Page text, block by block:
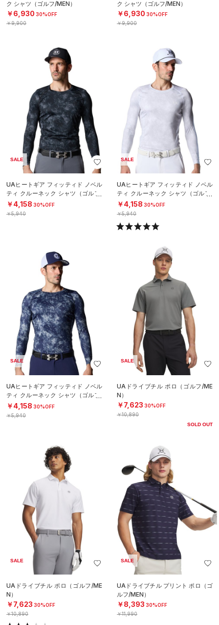
ク シャツ（ゴルフ/MEN）
￥6,930 30%OFF
￥9,900
ク シャツ（ゴルフ/MEN）
￥6,930 30%OFF
￥9,900
SALE
UAヒートギア フィッティド ノベル
ティ クルーネック シャツ（ゴルフ/
MEN）
￥4,158 30%OFF
￥5,940
SALE
UAヒートギア フィッティド ノベル
ティ クルーネック シャツ（ゴルフ/
MEN）
￥4,158 30%OFF
￥5,940
SALE
UAヒートギア フィッティド ノベル
ティ クルーネック シャツ（ゴルフ/
MEN）
￥4,158 30%OFF
￥5,940
SALE
UAドライブチル ポロ（ゴルフ/ME
N）
￥7,623 30%OFF
￥10,890
SOLD OUT
SALE
UAドライブチル ポロ（ゴルフ/ME
N）
￥7,623 30%OFF
￥10,890
SALE
UAドライブチル プリント ポロ（ゴ
ルフ/MEN）
￥8,393 30%OFF
￥11,990